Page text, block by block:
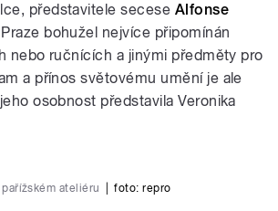
představitele secese Alfonse
bohužel nejvíce připomínán
nebo ručnících a jinými předměty pro
a přínos světovému umění je ale
osobnost představila Veronika
ateliéru foto: repro